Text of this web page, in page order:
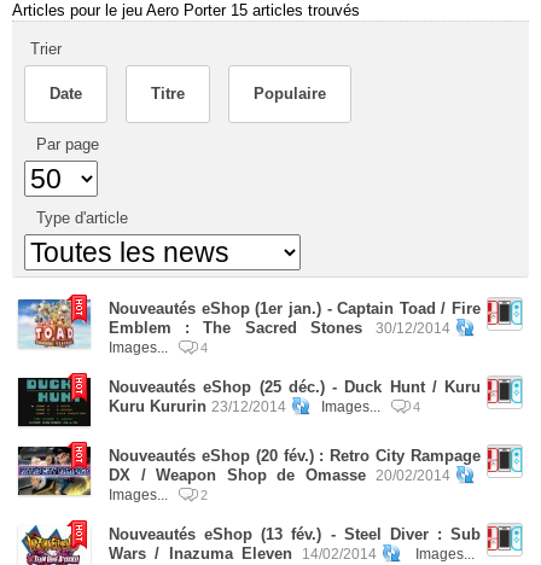
Articles pour le jeu Aero Porter 15 articles trouvés
Trier
Date Titre Populaire
Par page
Type d'article
Nouveautés eShop (1er jan.) - Captain Toad / Fire
Emblem : The Sacred Stones
30/12/2014
Images...
4
Nouveautés eShop (25 déc.) - Duck Hunt / Kuru
Kuru Kururin 23/12/2014 Images... 4
Nouveautés eShop (20 fév.) : Retro City Rampage
DX / Weapon Shop de Omasse
20/02/2014
Images...
2
Nouveautés eShop (13 fév.) - Steel Diver : Sub
Wars / Inazuma Eleven
14/02/2014 Images...